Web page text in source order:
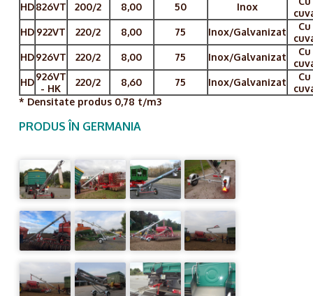
HD826VT 200/2 8,00 50 Inox
HD 922VT 220/2 8,00 75 Inox/Galvanizat
Cu
HD926VT 220/2 8,00 75 Inox/Galvanizat
Cu
HD926VT
- HK
220/2 8,60 75 Inox/Galvanizat
Cu
* Densitate produs 0,78 t/m3
PRODUS ÎN GERMANIA